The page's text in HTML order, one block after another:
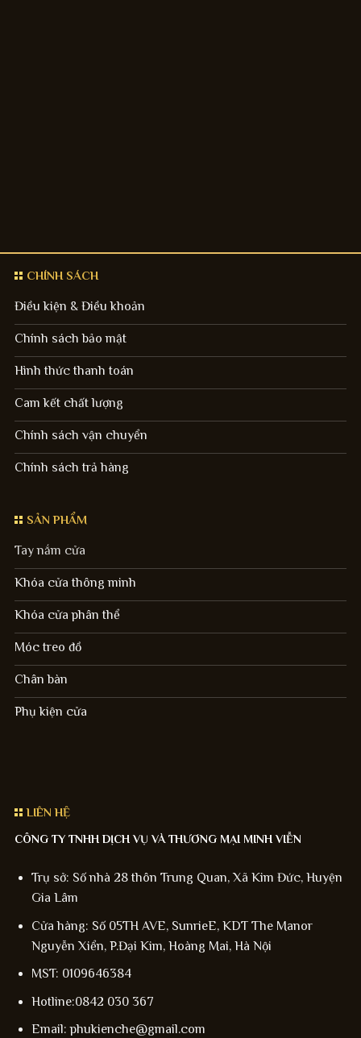
CHÍNH SÁCH
Điều kiện & Điều khoản
Chính sách bảo mật
Hình thức thanh toán
Cam kết chất lượng
Chính sách vận chuyển
Chính sách trả hàng
SẢN PHẨM
Tay nắm cửa
Khóa cửa thông minh
Khóa cửa phân thể
Móc treo đồ
Chân bàn
Phụ kiện cửa
LIÊN HỆ
CÔNG TY TNHH DỊCH VỤ VÀ THƯƠNG MẠI MINH VIỄN
Trụ sở: Số nhà 28 thôn Trung Quan, Xã Kim Đức, Huyện
Gia Lâm
Cửa hàng: Số 05TH AVE, SunrieE, KDT The Manor
Nguyễn Xiển, P.Đại Kim, Hoàng Mai, Hà Nội
MST: 0109646384
Hotline:0842 030 367
Email: phukienche@gmail.com